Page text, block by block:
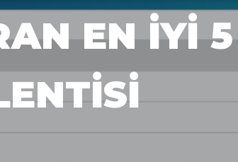
EN İYI